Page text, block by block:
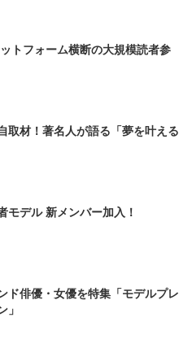
トフォーム横断の大規模読者参
取材！著名人が語る「夢を叶える
モデル 新メンバー加入！
ド俳優・女優を特集「モデルプレ
」